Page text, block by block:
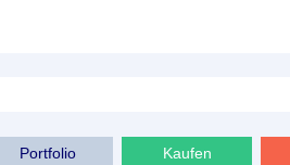
Portfolio Kaufen